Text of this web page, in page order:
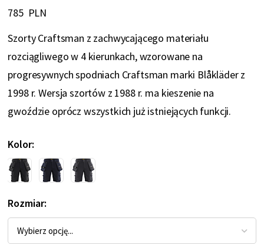
785 PLN
Szorty Craftsman z zachwycającego materiału
rozciągliwego w 4 kierunkach, wzorowane na
progresywnych spodniach Craftsman marki Blåkläder z
1998 r. Wersja szortów z 1988 r. ma kieszenie na
gwoździe oprócz wszystkich już istniejących funkcji.
Kolor
Rozmiar